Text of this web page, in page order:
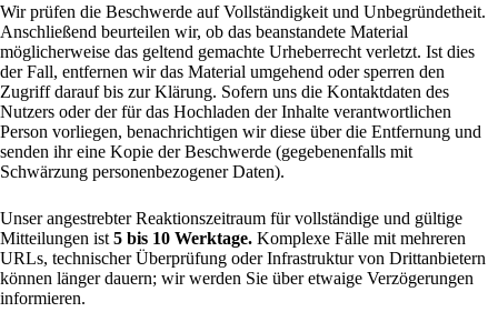
Wir prüfen die Beschwerde auf Vollständigkeit und Unbegründetheit.
Anschließend beurteilen wir, ob das beanstandete Material
möglicherweise das geltend gemachte Urheberrecht verletzt. Ist dies
der Fall, entfernen wir das Material umgehend oder sperren den
Zugriff darauf bis zur Klärung. Sofern uns die Kontaktdaten des
Nutzers oder der für das Hochladen der Inhalte verantwortlichen
Person vorliegen, benachrichtigen wir diese über die Entfernung und
senden ihr eine Kopie der Beschwerde (gegebenenfalls mit
Schwärzung personenbezogener Daten).
Unser angestrebter Reaktionszeitraum für vollständige und gültige
Mitteilungen ist 5 bis 10 Werktage. Komplexe Fälle mit mehreren
URLs, technischer Überprüfung oder Infrastruktur von Drittanbietern
können länger dauern; wir werden Sie über etwaige Verzögerungen
informieren.